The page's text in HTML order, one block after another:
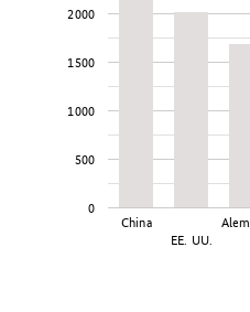
China
EE. UU.
0
500
1000
1500
2000